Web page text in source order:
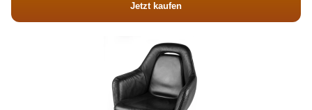
Jetzt kaufen